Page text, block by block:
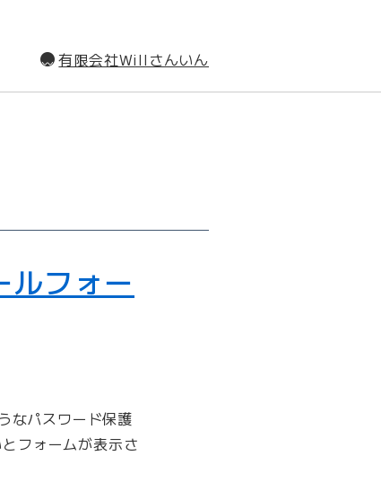
有限会社Willさんいん
フォー
なパスワード保護
フォームが表示さ